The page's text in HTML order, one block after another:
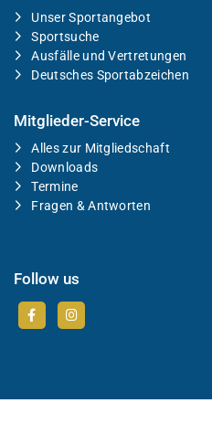
Unser Sportangebot
Sportsuche
Ausfälle und Vertretungen
Deutsches Sportabzeichen
Mitglieder-Service
Alles zur Mitgliedschaft
Downloads
Termine
Fragen & Antworten
Follow us